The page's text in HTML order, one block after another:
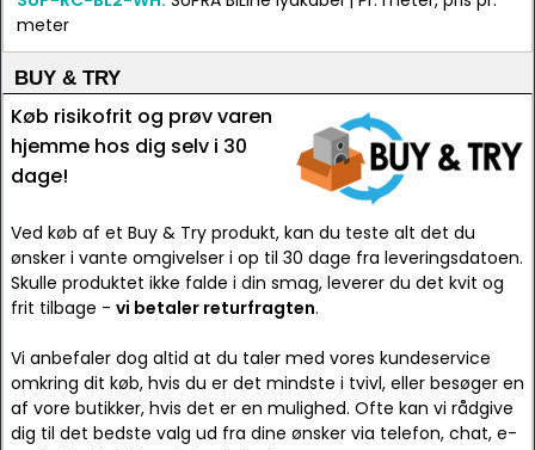
meter
BUY & TRY
Køb risikofrit og prøv varen
hjemme hos dig selv i 30
dage!
Ved køb af et Buy & Try produkt, kan du teste alt det du
ønsker i vante omgivelser i op til 30 dage fra leveringsdatoen.
Skulle produktet ikke falde i din smag, leverer du det kvit og
frit tilbage - vi betaler returfragten.
Vi anbefaler dog altid at du taler med vores kundeservice
omkring dit køb, hvis du er det mindste i tvivl, eller besøger en
af vore butikker, hvis det er en mulighed. Ofte kan vi rådgive
dig til det bedste valg ud fra dine ønsker via telefon, chat, e-